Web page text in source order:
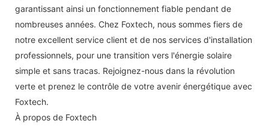
garantissant ainsi un fonctionnement fiable pendant de
nombreuses années. Chez Foxtech, nous sommes fiers de
notre excellent service client et de nos services d'installation
professionnels, pour une transition vers l'énergie solaire
simple et sans tracas. Rejoignez-nous dans la révolution
verte et prenez le contrôle de votre avenir énergétique avec
Foxtech.
À propos de Foxtech